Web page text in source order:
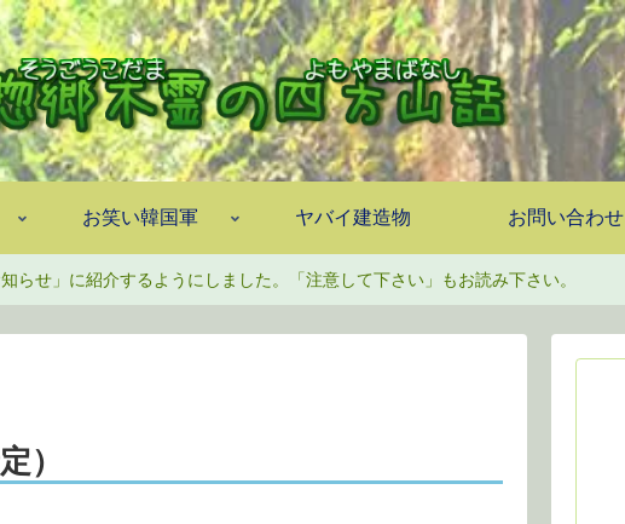
お笑い韓国軍 ヤバイ建造物 お問い合わせ
らせ」に紹介するようにしました。「注意して下さい」もお読み下さい。
）